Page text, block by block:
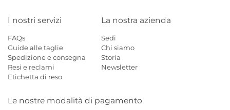
I nostri servizi
FAQs
Guide alle taglie
Spedizione e consegna
Resi e reclami
Etichetta di reso
La nostra azienda
Sedi
Chi siamo
Storia
Newsletter
Le nostre modalità di pagamento